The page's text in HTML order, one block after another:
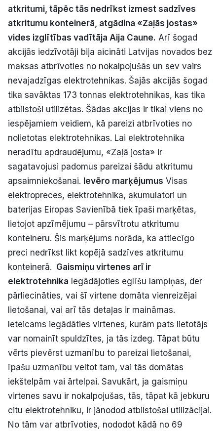
Kontakti
Ziņo redakcijai
Facebook Instagram YouTube
E-avīze Abonē
atkritumi, tāpēc tās nedrīkst izmest sadzīves
atkritumu konteinerā, atgādina «Zaļās jostas»
vides izglītības vadītāja Aija Caune. Arī šogad
akcijās iedzīvotāji bija aicināti Latvijas novados bez
maksas atbrīvoties no nokalpojušās un sev vairs
nevajadzīgas elektrotehnikas. Šajās akcijās šogad
tika savāktas 173 tonnas elektrotehnikas, kas tika
atbilstoši utilizētas. Šādas akcijas ir tikai viens no
iespējamiem veidiem, kā pareizi atbrīvoties no
nolietotas elektrotehnikas. Lai elektrotehnika
neradītu apdraudējumu, «Zaļā josta» ir
sagatavojusi padomus pareizai šādu atkritumu
apsaimniekošanai. Ievēro marķējumus Visas
elektropreces, elektrotehnika, akumulatori un
baterijas Eiropas Savienībā tiek īpaši marķētas,
lietojot apzīmējumu – pārsvītrotu atkritumu
konteineru. Šis marķējums norāda, ka attiecīgo
preci nedrīkst likt kopējā sadzīves atkritumu
konteinerā. Gaismiņu virtenes arī ir
elektrotehnika Iegādājoties eglīšu lampiņas, der
pārliecināties, vai šī virtene domāta vienreizējai
lietošanai, vai arī tās detaļas ir maināmas.
Ieteicams iegādāties virtenes, kurām pats lietotājs
var nomainīt spuldzītes, ja tās izdeg. Tāpat būtu
vērts pievērst uzmanību to pareizai lietošanai,
īpašu uzmanību veltot tam, vai tās domātas
iekštelpām vai ārtelpai. Savukārt, ja gaismiņu
virtenes savu ir nokalpojušas, tās, tāpat kā jebkuru
citu elektrotehniku, ir jānodod atbilstošai utilizācijai.
No tām var atbrīvoties, nododot kādā no 69